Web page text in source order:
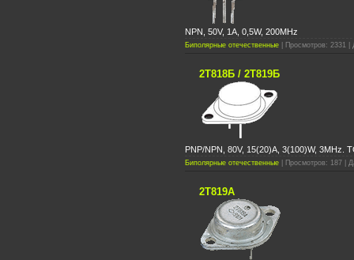
NPN, 50V, 1A, 0,5W, 200MHz
Биполярные отечественные | Просмотров: 2331 |
2Т818Б / 2Т819Б
PNP/NPN, 80V, 15(20)A, 3(100)W, 3MHz.
Биполярные отечественные | Просмотров: 187 |
2Т819А